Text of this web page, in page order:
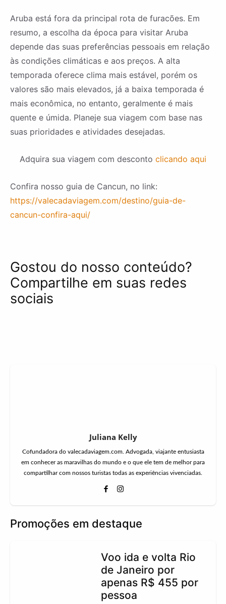
Aruba está fora da principal rota de furacões. Em
resumo, a escolha da época para visitar Aruba
depende das suas preferências pessoais em relação
às condições climáticas e aos preços. A alta
temporada oferece clima mais estável, porém os
valores são mais elevados, já a baixa temporada é
mais econômica, no entanto, geralmente é mais
quente e úmida. Planeje sua viagem com base nas
suas prioridades e atividades desejadas.
Adquira sua viagem com desconto clicando aqui
Confira nosso guia de Cancun, no link:
https://valecadaviagem.com/destino/guia-de-
cancun-confira-aqui/
Gostou do nosso conteúdo?
Compartilhe em suas redes
sociais
Juliana Kelly
Cofundadora do valecadaviagem.com. Advogada, viajante entusiasta
em conhecer as maravilhas do mundo e o que ele tem de melhor para
compartilhar com nossos turistas todas as experiências vivenciadas.
Promoções em destaque
Voo ida e volta Rio
de Janeiro por
apenas R$ 455 por
pessoa